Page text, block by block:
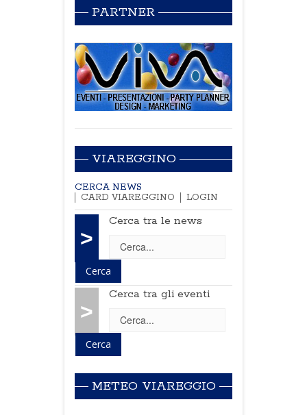
PARTNER
VIAREGGINO
CERCA NEWS
CARD VIAREGGINO
LOGIN
>
Cerca tra le news
>
Cerca tra gli eventi
METEO VIAREGGIO